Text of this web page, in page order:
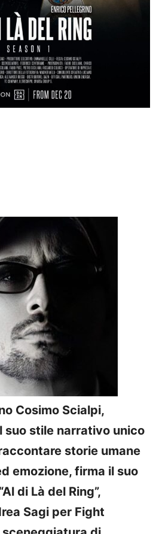
Cosimo Scialpi,
suo stile narrativo unico
storie umane
emozione, firma il suo
di Là del Ring”,
Sagi per Fight